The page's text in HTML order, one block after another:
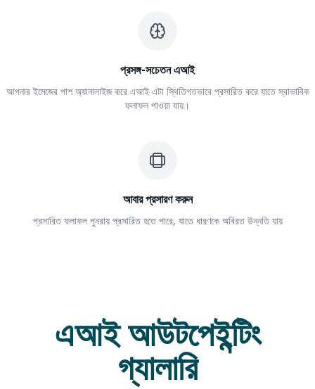
প্রসঙ্গ-সচেতন এআই
আপনার ইমেজের পাশ অ্যানালাইজ করে এআই এটা স্থিতিগতভাবে প্রসারিত করে যাতে স্বাভাবিক
ফলাফল পাওয়া যায়।
আবার প্রসারণ করুন
প্রসারিত ফলাফল পুনরায় প্রসারিত হতে পারে, যাতে ধারণকে অবিরত উন্নতি যায়
এআই আউটপেইন্টিং
গ্যালারি